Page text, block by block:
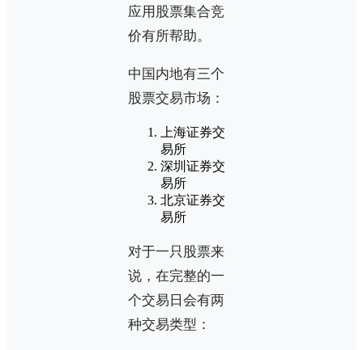
应用股票集合竞
价有所帮助。
中国内地有三个
股票交易市场：
上海证券交
易所
深圳证券交
易所
北京证券交
易所
对于一只股票来
说，在完整的一
个交易日会有两
种交易类型：